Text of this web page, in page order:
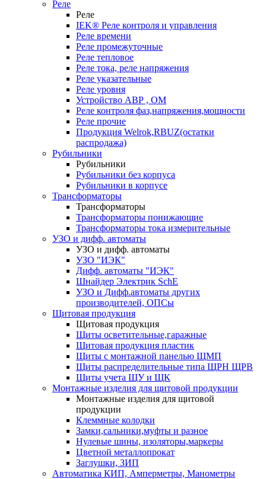
Реле
Реле
IEK® Реле контроля и управления
Реле времени
Реле промежуточные
Реле тепловое
Реле тока, реле напряжения
Реле указательные
Реле уровня
Устройство АВР , ОМ
Реле контроля фаз,напряжения,мощности
Реле прочие
Продукция Welrok,RBUZ(остатки
распродажа)
Рубильники
Рубильники
Рубильники без корпуса
Рубильники в корпусе
Трансформаторы
Трансформаторы
Трансформаторы понижающие
Трансформаторы тока измерительные
УЗО и дифф. автоматы
УЗО и дифф. автоматы
УЗО "ИЭК"
Дифф. автоматы "ИЭК"
Шнайдер Электрик SchE
УЗО и Дифф.автоматы других
производителей, ОПСы
Щитовая продукция
Щитовая продукция
Щиты осветительные,гаражные
Щитовая продукция пластик
Щиты с монтажной панелью ЩМП
Щиты распределительные типа ЩРН ЩРВ
Щиты учета ЩУ и ЩК
Монтажные изделия для щитовой продукции
Монтажные изделия для щитовой
продукции
Клеммные колодки
Замки,сальники,муфты и разное
Нулевые шины, изоляторы,маркеры
Цветной металлопрокат
Заглушки, ЗИП
Автоматика КИП, Амперметры, Манометры